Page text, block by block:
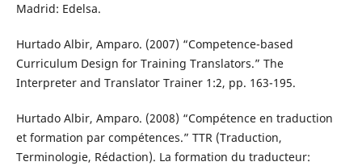
Madrid: Edelsa.
Hurtado Albir, Amparo. (2007) “Competence-based
Curriculum Design for Training Translators.” The
Interpreter and Translator Trainer 1:2, pp. 163-195.
Hurtado Albir, Amparo. (2008) “Compétence en traduction
et formation par compétences.” TTR (Traduction,
Terminologie, Rédaction). La formation du traducteur: